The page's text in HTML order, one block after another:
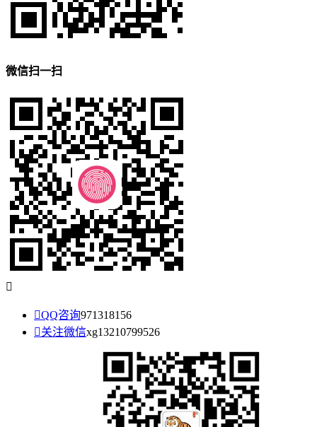
微信扫一扫

QQ咨询971318156
关注微信xg13210799526